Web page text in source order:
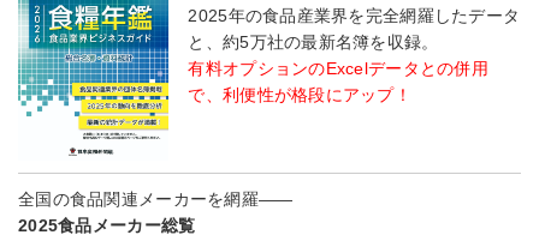
2025年の食品産業界を完全網羅したデータ
と、約5万社の最新名簿を収録。
有料オプションのExcelデータとの併用
で、利便性が格段にアップ！
全国の食品関連メーカーを網羅――
2025食品メーカー総覧